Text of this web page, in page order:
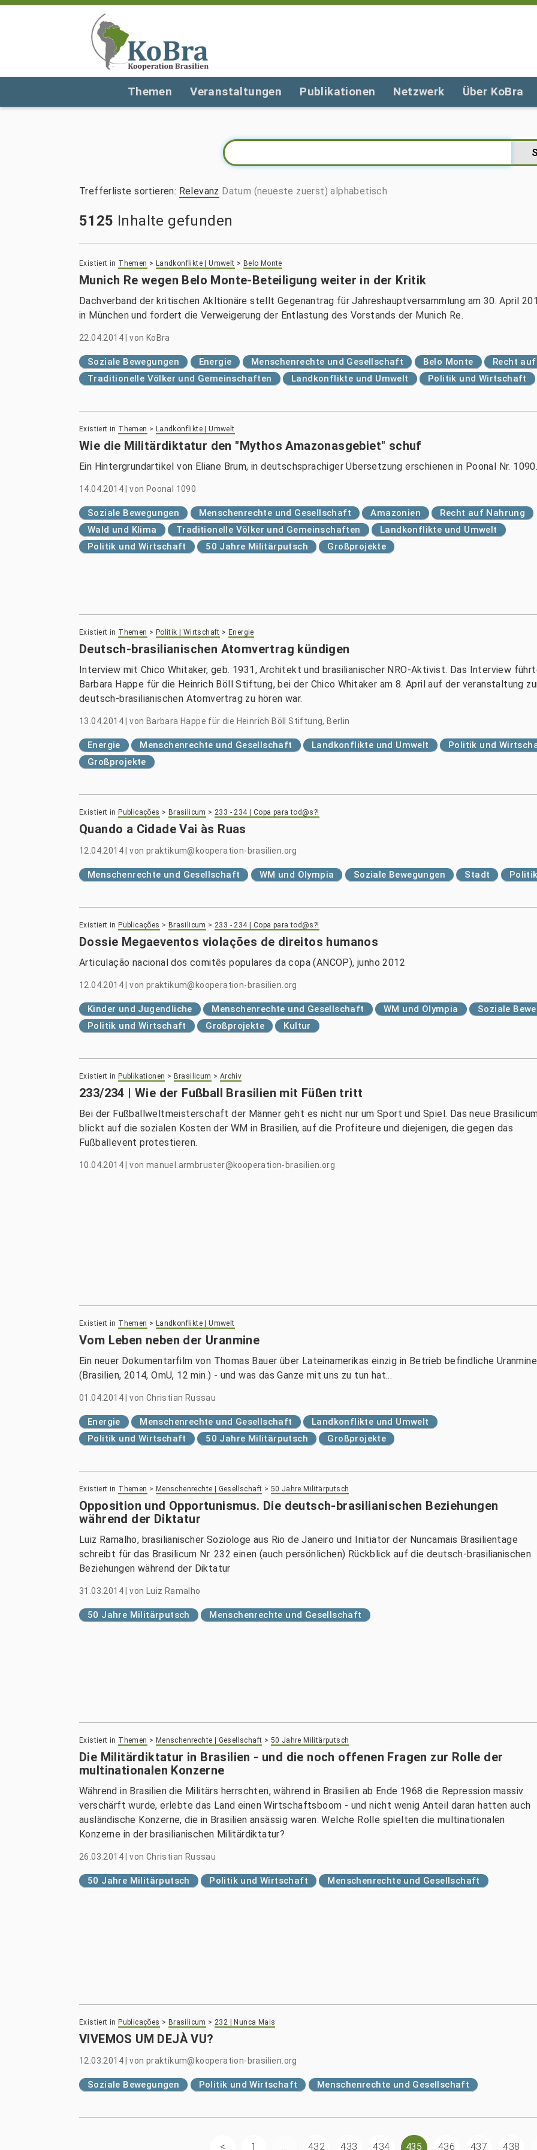
Themen Veranstaltungen Publikationen Netzwerk Über KoBra
Trefferliste sortieren: Relevanz Datum (neueste zuerst) alphabetisch
5125 Inhalte gefunden
Existiert in Themen > Landkonflikte | Umwelt > Belo Monte
Munich Re wegen Belo Monte-Beteiligung weiter in der Kritik
Dachverband der kritischen Akltionäre stellt Gegenantrag für Jahreshauptversammlung am 30. April
in München und fordert die Verweigerung der Entlastung des Vorstands der Munich Re.
22.04.2014 |von KoBra
Soziale Bewegungen Energie Menschenrechte und Gesellschaft Belo Monte
Recht
Traditionelle Völker und Gemeinschaften
Landkonflikte und Umwelt Politik und Wirtschaft
Existiert in Themen > Landkonflikte | Umwelt
Wie die Militärdiktatur den "Mythos Amazonasgebiet" schuf
Ein Hintergrundartikel von Eliane Brum, in deutschsprachiger Übersetzung erschienen in Poonal Nr.
14.04.2014 |von Poonal 1090
Soziale Bewegungen Menschenrechte und Gesellschaft Amazonien
Recht auf Nahrung
Wald und Klima
Traditionelle Völker und Gemeinschaften
Landkonflikte und Umwelt
Politik und Wirtschaft
50 Jahre Militärputsch Großprojekte
Existiert in Themen > Politik | Wirtschaft > Energie
Deutsch-brasilianischen Atomvertrag kündigen
Interview mit Chico Whitaker, geb. 1931, Architekt und brasilianischer NRO-Aktivist. Das Interview
Barbara Happe für die Heinrich Böll Stiftung, bei der Chico Whitaker am 8. April auf der veranstaltung
deutsch-brasilianischen Atomvertrag zu hören war.
13.04.2014 |von Barbara Happe für die Heinrich Böll Stiftung, Berlin
Energie Menschenrechte und Gesellschaft Landkonflikte und Umwelt
Politik und
Großprojekte
Existiert in Publicações > Brasilicum >233 - 234 | Copa para tod@s?!
Quando a Cidade Vai às Ruas
12.04.2014 |von praktikum@kooperation-brasilien.org
Menschenrechte und Gesellschaft WM und Olympia Soziale Bewegungen Stadt
Existiert in Publicações > Brasilicum >233 - 234 | Copa para tod@s?!
Dossie Megaeventos violações de direitos humanos
Articulação nacional dos comitês populares da copa (ANCOP), junho 2012
12.04.2014 |von praktikum@kooperation-brasilien.org
Kinder und Jugendliche Menschenrechte und Gesellschaft WM und Olympia
Soziale
Politik und Wirtschaft
Großprojekte Kultur
Existiert in Publikationen > Brasilicum > Archiv
233/234 | Wie der Fußball Brasilien mit Füßen tritt
Bei der Fußballweltmeisterschaft der Männer geht es nicht nur um Sport und Spiel. Das neue
blickt auf die sozialen Kosten der WM in Brasilien, auf die Profiteure und diejenigen, die gegen das
Fußballevent protestieren.
10.04.2014 |von manuel.armbruster@kooperation-brasilien.org
Existiert in Themen > Landkonflikte | Umwelt
Vom Leben neben der Uranmine
Ein neuer Dokumentarfilm von Thomas Bauer über Lateinamerikas einzig in Betrieb befindliche Uranmine
(Brasilien, 2014, OmU, 12 min.) - und was das Ganze mit uns zu tun hat...
01.04.2014 |von Christian Russau
Energie Menschenrechte und Gesellschaft
Landkonflikte und Umwelt
Politik und Wirtschaft
50 Jahre Militärputsch Großprojekte
Existiert in Themen > Menschenrechte | Gesellschaft > 50 Jahre Militärputsch
Opposition und Opportunismus. Die deutsch-brasilianischen Beziehungen
während der Diktatur
Luiz Ramalho, brasilianischer Soziologe aus Rio de Janeiro und Initiator der Nuncamais Brasilientage
schreibt für das Brasilicum Nr. 232 einen (auch persönlichen) Rückblick auf die deutsch-brasilianischen
Beziehungen während der Diktatur
31.03.2014 |von Luiz Ramalho
50 Jahre Militärputsch Menschenrechte und Gesellschaft
Existiert in Themen > Menschenrechte | Gesellschaft > 50 Jahre Militärputsch
Die Militärdiktatur in Brasilien - und die noch offenen Fragen zur Rolle der
multinationalen Konzerne
Während in Brasilien die Militärs herrschten, während in Brasilien ab Ende 1968 die Repression massiv
verschärft wurde, erlebte das Land einen Wirtschaftsboom - und nicht wenig Anteil daran hatten auch
ausländische Konzerne, die in Brasilien ansässig waren. Welche Rolle spielten die multinationalen
Konzerne in der brasilianischen Militärdiktatur?
26.03.2014 |von Christian Russau
50 Jahre Militärputsch Politik und Wirtschaft Menschenrechte und Gesellschaft
Existiert in Publicações > Brasilicum >232 | Nunca Mais
VIVEMOS UM DEJÀ VU?
12.03.2014 |von praktikum@kooperation-brasilien.org
Soziale Bewegungen Politik und Wirtschaft Menschenrechte und Gesellschaft
1 ... 432 433 434 435 436 437 438